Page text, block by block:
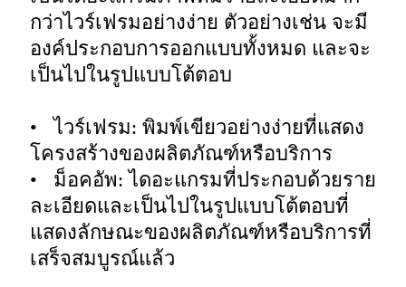
กว่าไวร์เฟรมอย่างง่าย ตัวอย่างเช่น จะมี
องค์ประกอบการออกแบบทั้งหมด และจะ
เป็นไปในรูปแบบโต้ตอบ
•   ไวร์เฟรม: พิมพ์เขียวอย่างง่ายที่แสดง
โครงสร้างของผลิตภัณฑ์หรือบริการ
•   ม็อคอัพ: ไดอะแกรมที่ประกอบด้วยราย
ละเอียดและเป็นไปในรูปแบบโต้ตอบที่
แสดงลักษณะของผลิตภัณฑ์หรือบริการที่
เสร็จสมบูรณ์แล้ว